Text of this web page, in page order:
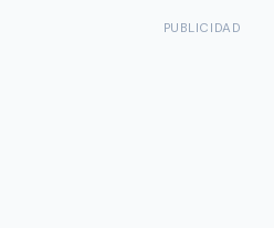
PUBLICIDAD